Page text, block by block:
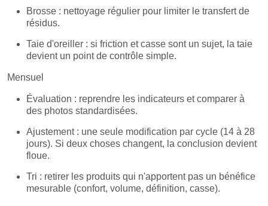
Brosse : nettoyage régulier pour limiter le transfert de
résidus.
Taie d'oreiller : si friction et casse sont un sujet, la taie
devient un point de contrôle simple.
Mensuel
Évaluation : reprendre les indicateurs et comparer à
des photos standardisées.
Ajustement : une seule modification par cycle (14 à 28
jours). Si deux choses changent, la conclusion devient
floue.
Tri : retirer les produits qui n'apportent pas un bénéfice
mesurable (confort, volume, définition, casse).